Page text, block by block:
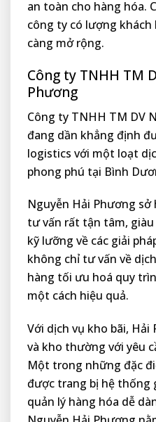
an toàn cho hàng hóa.
công ty có lượng khách
càng mở rộng.
Công ty TNHH TM
Phương
Công ty TNHH TM DV
đang dần khẳng định
logistics với một loạt
phong phú tại Bình
Nguyễn Hải Phương
tư vấn rất tận tâm,
kỹ lưỡng về các giải
không chỉ tư vấn về
hàng tối ưu hoá quy
một cách hiệu quả.
Với dịch vụ kho bãi, Hải
và kho thường với yêu
Một trong những đặc
được trang bị hệ thống
quản lý hàng hóa dễ